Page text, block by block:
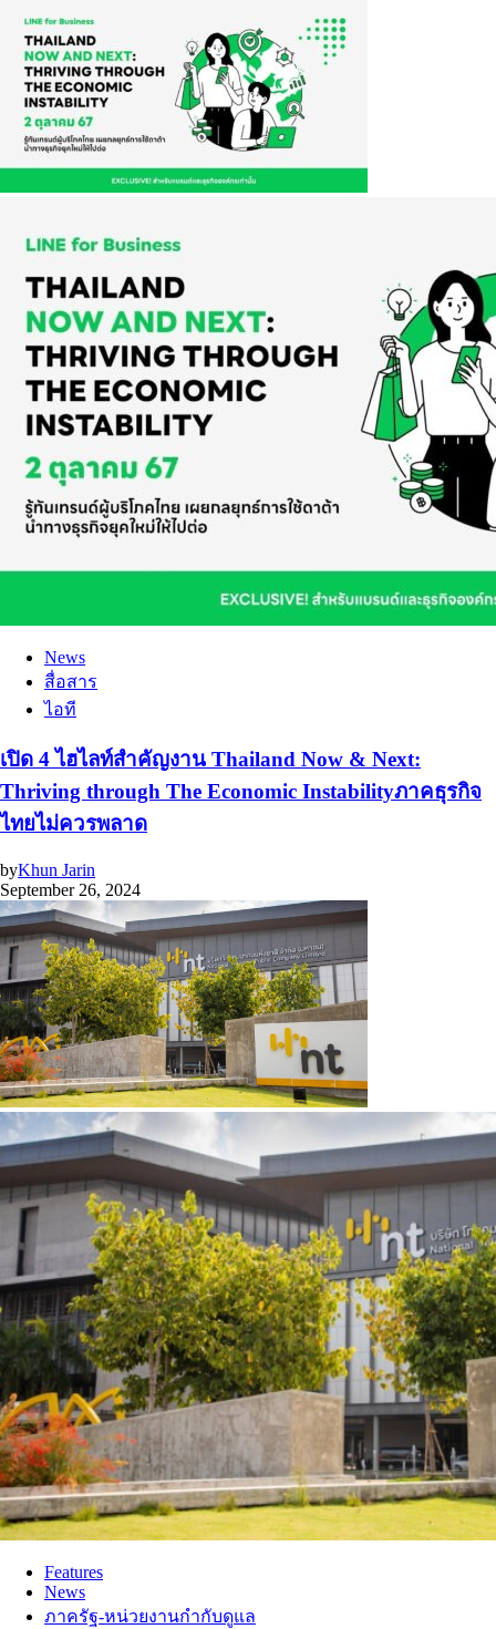
News
สื่อสาร
ไอที
เปิด 4 ไฮไลท์สำคัญงาน Thailand Now & Next:
Thriving through The Economic Instabilityภาคธุรกิจ
ไทยไม่ควรพลาด
byKhun Jarin
September 26, 2024
Features
News
ภาครัฐ-หน่วยงานกำกับดูแล